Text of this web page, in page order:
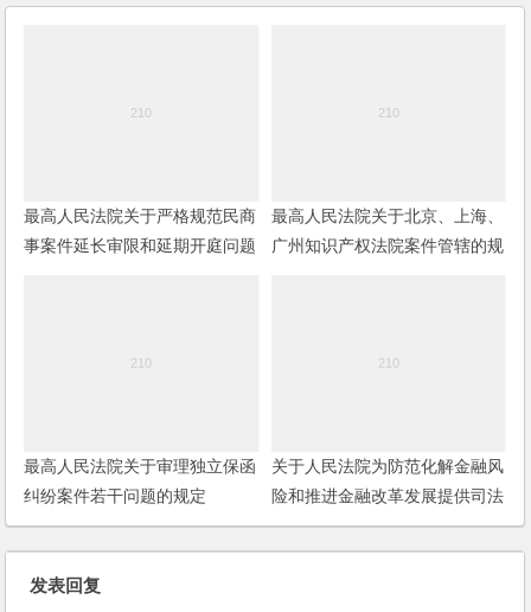
最高人民法院关于严格规范民商
事案件延长审限和延期开庭问题
最高人民法院关于北京、上海、
广州知识产权法院案件管辖的规
最高人民法院关于审理独立保函
纠纷案件若干问题的规定
关于人民法院为防范化解金融风
险和推进金融改革发展提供司法
保障的指导意见
发表回复